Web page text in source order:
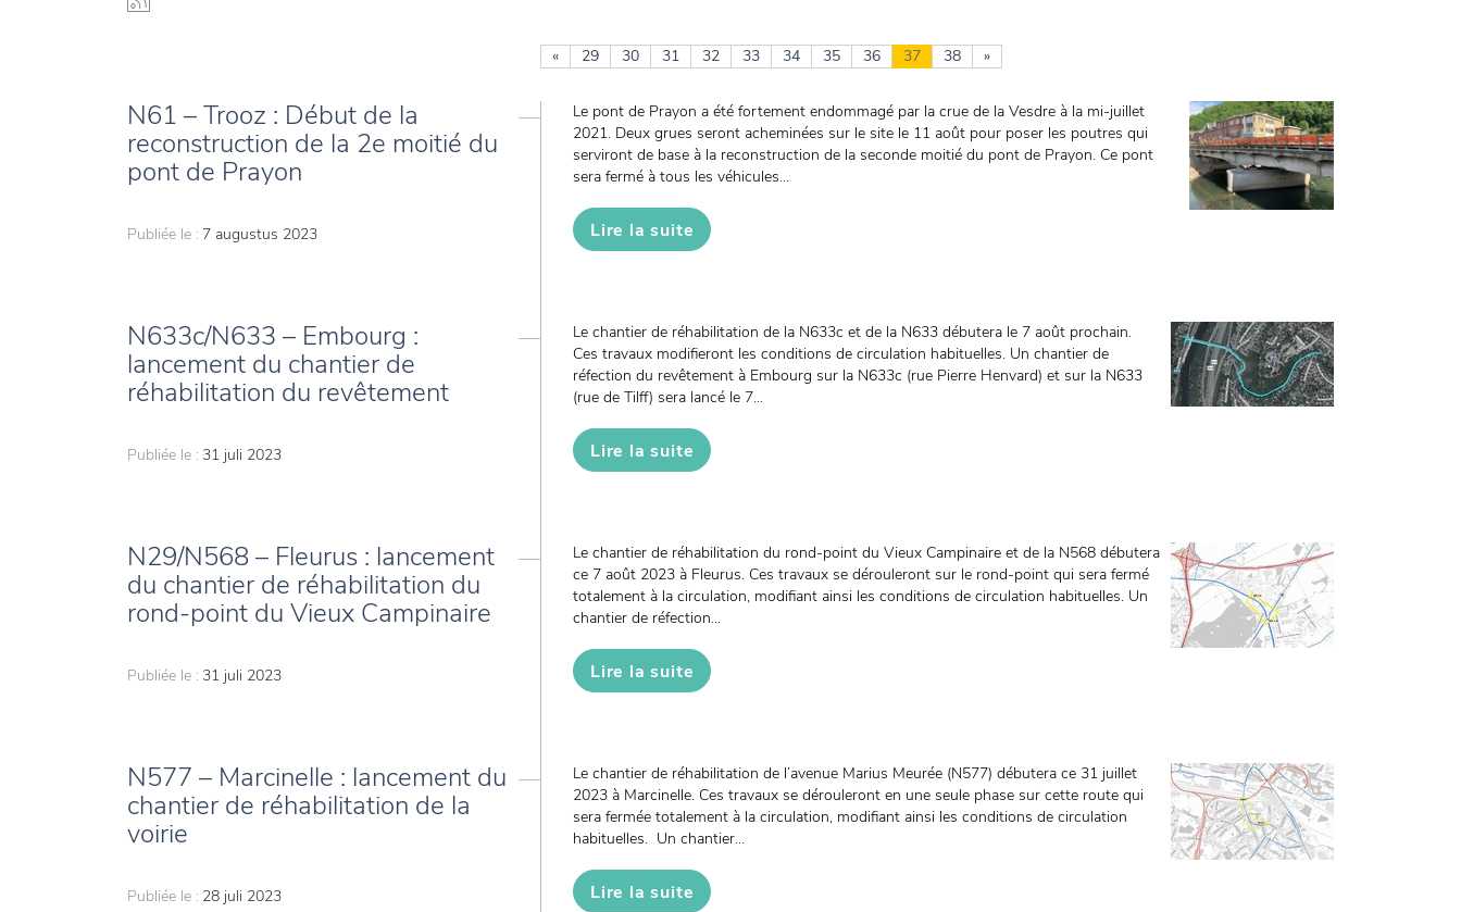
« 29 30 31 32 33 34 35 36 37 38 »
N61 – Trooz : Début de la
reconstruction de la 2e moitié du
pont de Prayon
Publiée le : 7 augustus 2023
Le pont de Prayon a été fortement endommagé par la crue de la Vesdre à la mi-juillet
2021. Deux grues seront acheminées sur le site le 11 août pour poser les poutres qui
serviront de base à la reconstruction de la seconde moitié du pont de Prayon. Ce pont
sera fermé à tous les véhicules...
Lire la suite
N633c/N633 – Embourg :
lancement du chantier de
réhabilitation du revêtement
Publiée le : 31 juli 2023
Le chantier de réhabilitation de la N633c et de la N633 débutera le 7 août prochain.
Ces travaux modifieront les conditions de circulation habituelles. Un chantier de
réfection du revêtement à Embourg sur la N633c (rue Pierre Henvard) et sur la N633
(rue de Tilff) sera lancé le 7...
Lire la suite
N29/N568 – Fleurus : lancement
du chantier de réhabilitation du
rond-point du Vieux Campinaire
Publiée le : 31 juli 2023
Le chantier de réhabilitation du rond-point du Vieux Campinaire et de la N568 débutera
ce 7 août 2023 à Fleurus. Ces travaux se dérouleront sur le rond-point qui sera fermé
totalement à la circulation, modifiant ainsi les conditions de circulation habituelles. Un
chantier de réfection...
Lire la suite
N577 – Marcinelle : lancement du
chantier de réhabilitation de la
voirie
Publiée le : 28 juli 2023
Le chantier de réhabilitation de l’avenue Marius Meurée (N577) débutera ce 31 juillet
2023 à Marcinelle. Ces travaux se dérouleront en une seule phase sur cette route qui
sera fermée totalement à la circulation, modifiant ainsi les conditions de circulation
habituelles. Un chantier...
Lire la suite